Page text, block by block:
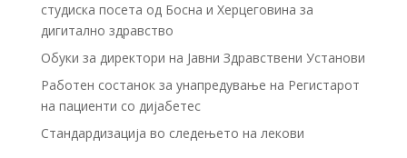
студиска посета од Босна и Херцеговина за
дигитално здравство
Обуки за директори на Јавни Здравствени Установи
Работен состанок за унапредување на Регистарот
на пациенти со дијабетес
Стандардизација во следењето на лекови